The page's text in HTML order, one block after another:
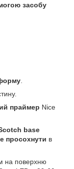
засобу
праймер Nice
base
просохнути в
на поверхню